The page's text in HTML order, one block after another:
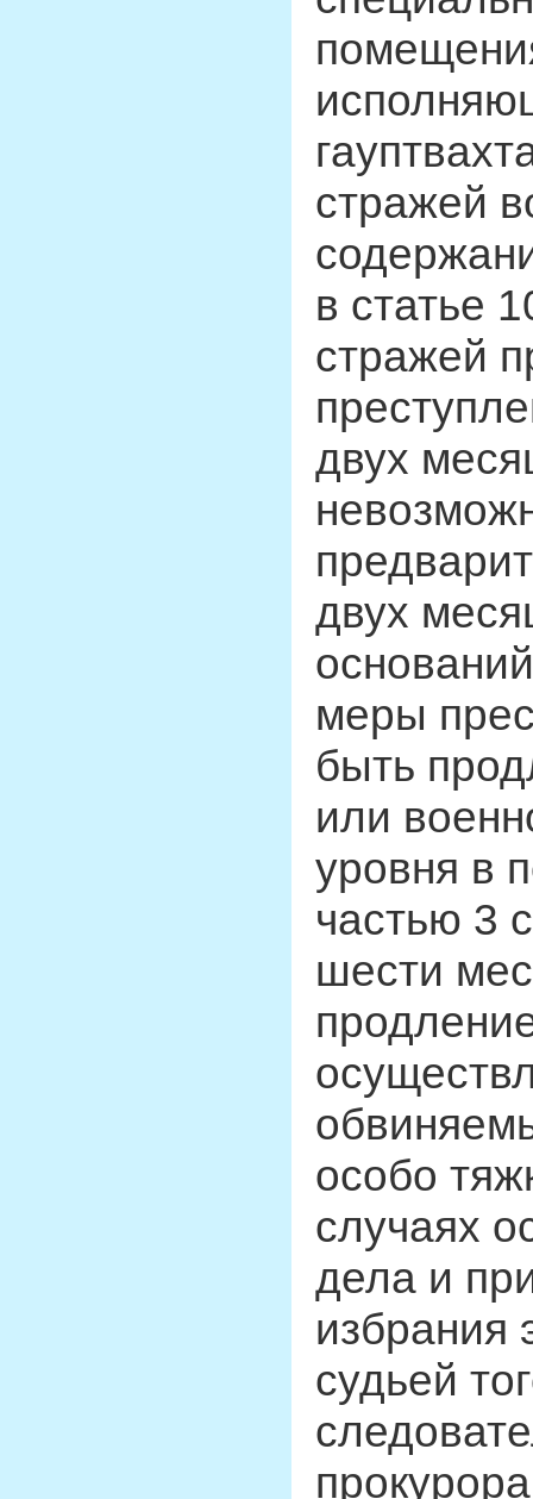
стражей
в статье
стражей
двух
двух
меры
быть
или
уровня в
частью 3
шести
особо
случаях
дела и
избрания
судьей